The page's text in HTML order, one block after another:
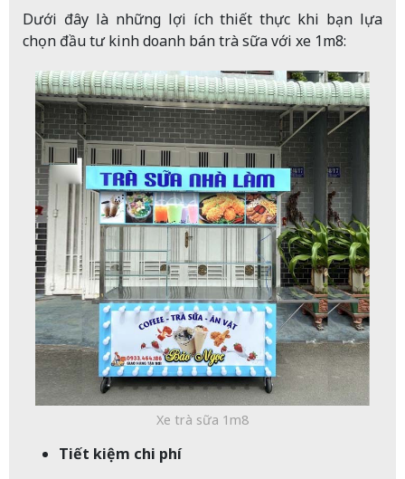
Dưới đây là những lợi ích thiết thực khi bạn lựa
chọn đầu tư kinh doanh bán trà sữa với xe 1m8:
Xe trà sữa 1m8
Tiết kiệm chi phí